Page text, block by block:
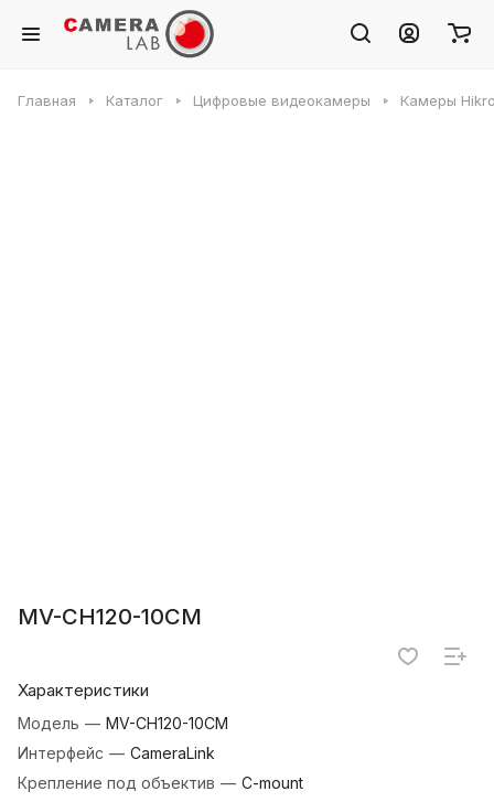
Главная Каталог Цифровые видеокамеры Камеры
MV-CH120-10CM
Характеристики
Модель — MV-CH120-10CM
Интерфейс — CameraLink
Крепление под объектив — C-mount